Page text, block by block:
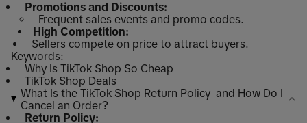
Promotions and Discounts:
Frequent sales events and promo codes.
High Competition:
Sellers compete on price to attract buyers.
Keywords:
Why Is TikTok Shop So Cheap
TikTok Shop Deals
What Is the TikTok Shop Return Policy and How Do I
Cancel an Order?
Return Policy: